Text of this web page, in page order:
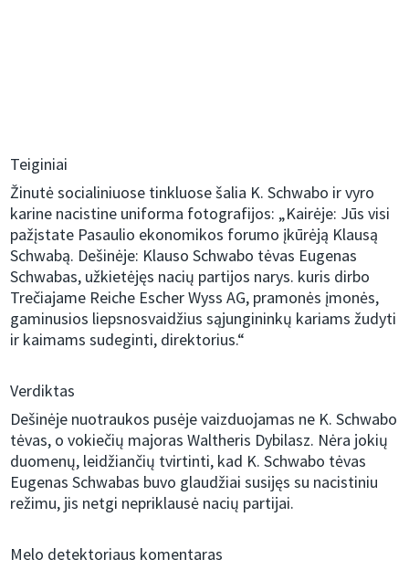
Teiginiai
Žinutė socialiniuose tinkluose šalia K. Schwabo ir vyro
karine nacistine uniforma fotografijos: „Kairėje: Jūs visi
pažįstate Pasaulio ekonomikos forumo įkūrėją Klausą
Schwabą. Dešinėje: Klauso Schwabo tėvas Eugenas
Schwabas, užkietėjęs nacių partijos narys. kuris dirbo
Trečiajame Reiche Escher Wyss AG, pramonės įmonės,
gaminusios liepsnosvaidžius sąjungininkų kariams žudyti
ir kaimams sudeginti, direktorius.“
Verdiktas
Dešinėje nuotraukos pusėje vaizduojamas ne K. Schwabo
tėvas, o vokiečių majoras Waltheris Dybilasz. Nėra jokių
duomenų, leidžiančių tvirtinti, kad K. Schwabo tėvas
Eugenas Schwabas buvo glaudžiai susijęs su nacistiniu
režimu, jis netgi nepriklausė nacių partijai.
Melo detektoriaus komentaras